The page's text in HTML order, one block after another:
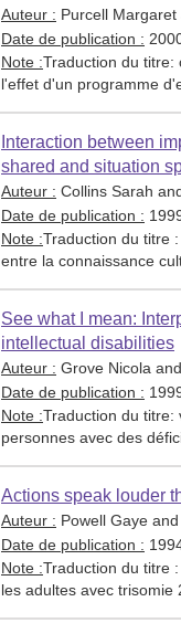
Auteur : Purcell
Date de publication :
Note :Traduction du titre:
l'effet d'un programme
Interaction between
shared and situation
Auteur : Collins Sarah
Date de publication :
Note :Traduction du titre
entre la connaissance
See what I mean:
intellectual disabilities
Auteur : Grove Nicola
Date de publication :
Note :Traduction du titre:
personnes avec des
Actions speak louder
Auteur : Powell Gaye
Date de publication :
Note :Traduction du titre
les adultes avec trisomie